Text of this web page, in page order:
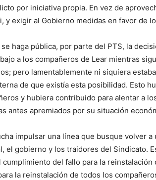
por iniciativa propia. En vez de
y exigir al Gobierno medidas en favor de
haga pública, por parte del PTS, la
a los compañeros de Lear mientras
pero lamentablemente ni siquiera
de que existía esta posibilidad. Esto
y hubiera contribuido para alentar a
antes apremiados por su situación
impulsar una línea que busque volver
el gobierno y los traidores del Sindicato.
del fallo para la reinstalación
la reinstalación de todos los